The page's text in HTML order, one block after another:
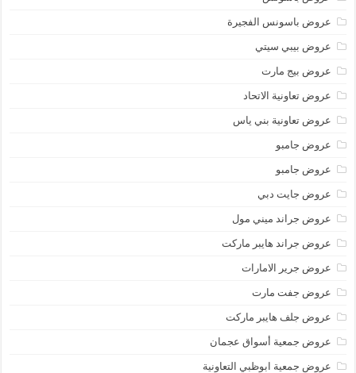
عروض باسونس الفجيرة
عروض بيبي سيتي
عروض بيج مارت
عروض تعاونية الاتحاد
عروض تعاونية بني ياس
عروض جامبو
عروض جامبو
عروض جايت دبي
عروض جراند ميني مول
عروض جراند هايبر ماركت
عروض جرير الامارات
عروض جفت مارت
عروض جلف هايبر ماركت
عروض جمعية أسواق عجمان
عروض جمعية ابوظبي التعاونية